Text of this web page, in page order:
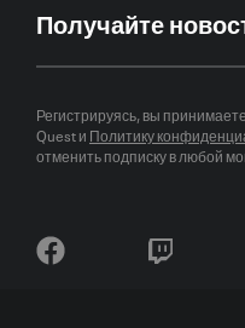
Регистрируясь, вы принимаете
Quest и Политику
отменить подписку в любой